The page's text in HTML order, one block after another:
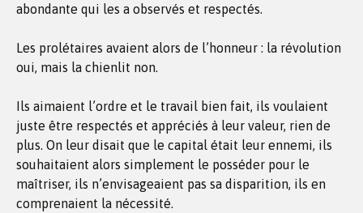
abondante qui les a observés et respectés.
Les prolétaires avaient alors de l’honneur : la révolution
oui, mais la chienlit non.
Ils aimaient l’ordre et le travail bien fait, ils voulaient
juste être respectés et appréciés à leur valeur, rien de
plus. On leur disait que le capital était leur ennemi, ils
souhaitaient alors simplement le posséder pour le
maîtriser, ils n’envisageaient pas sa disparition, ils en
comprenaient la nécessité.